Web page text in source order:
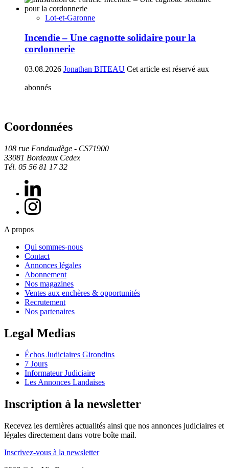
Lot-et-Garonne
Incendie – Une cagnotte solidaire pour la
cordonnerie
03.08.2026 Jonathan BITEAU Cet article est réservé aux
abonnés
Coordonnées
108 rue Fondaudège - CS71900
33081 Bordeaux Cedex
Tél. 05 56 81 17 32
A propos
Qui sommes-nous
Contact
Annonces légales
Abonnement
Nos magazines
Ventes aux enchères & opportunités
Recrutement
Nos partenaires
Legal Medias
Échos Judiciaires Girondins
7 Jours
Informateur Judiciaire
Les Annonces Landaises
Inscription à la newsletter
Recevez les dernières actualités ainsi que nos annonces judiciaires et
légales directement dans votre boîte mail.
Inscrivez-vous à la newsletter